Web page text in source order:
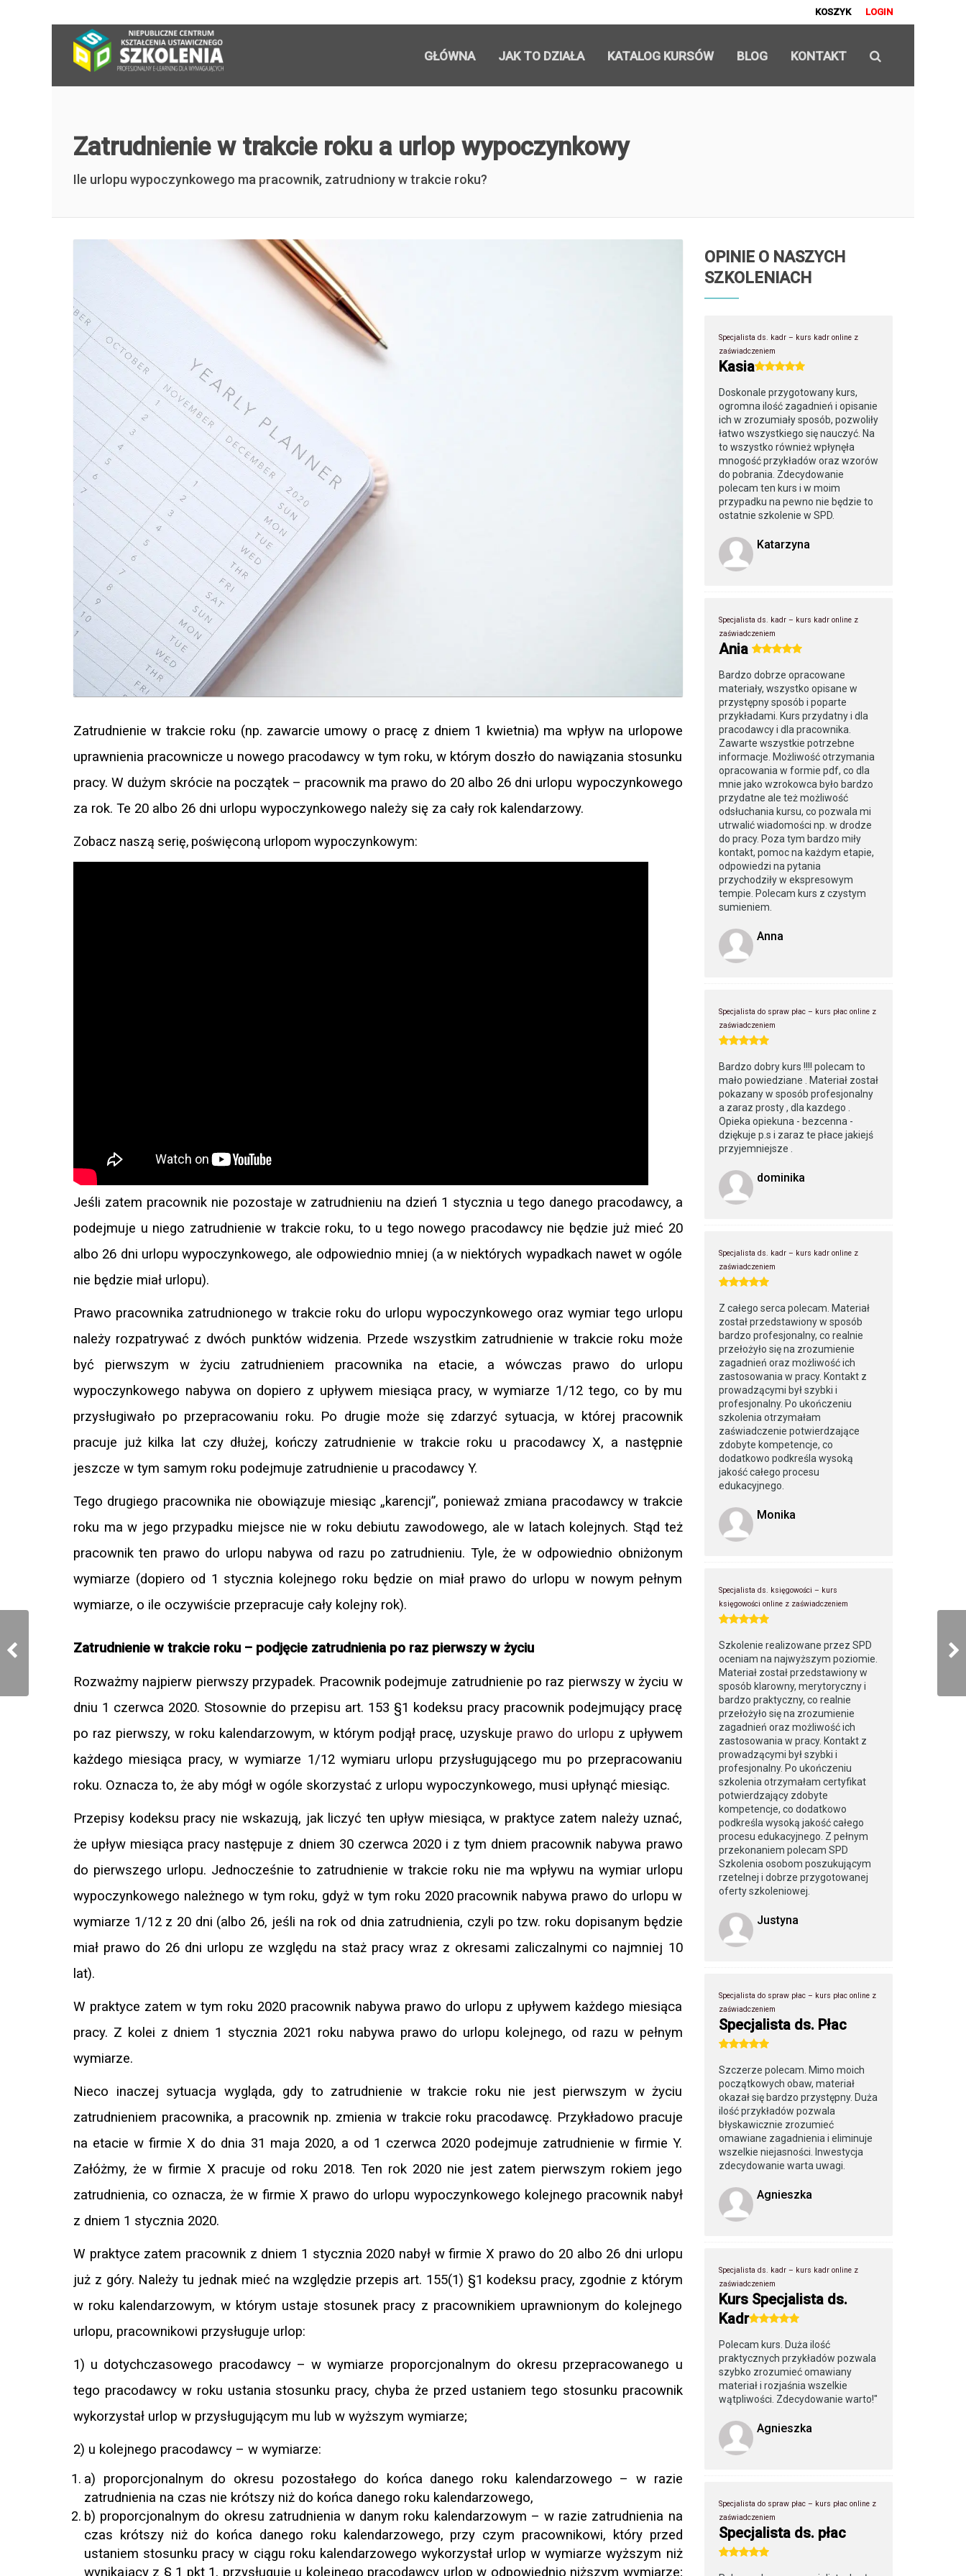
LOGIN
KOSZYK
GŁÓWNA JAK TO DZIAŁA KATALOG KURSÓW BLOG KONTAKT
Zatrudnienie w trakcie roku a urlop wypoczynkowy
Ile urlopu wypoczynkowego ma pracownik, zatrudniony w trakcie roku?
Zatrudnienie w trakcie roku (np. zawarcie umowy o pracę z dniem 1 kwietnia) ma wpływ na urlopowe
uprawnienia pracownicze u nowego pracodawcy w tym roku, w którym doszło do nawiązania stosunku
pracy. W dużym skrócie na początek – pracownik ma prawo do 20 albo 26 dni urlopu wypoczynkowego
za rok. Te 20 albo 26 dni urlopu wypoczynkowego należy się za cały rok kalendarzowy.
Zobacz naszą serię, poświęconą urlopom wypoczynkowym:
Jeśli zatem pracownik nie pozostaje w zatrudnieniu na dzień 1 stycznia u tego danego pracodawcy, a
podejmuje u niego zatrudnienie w trakcie roku, to u tego nowego pracodawcy nie będzie już mieć 20
albo 26 dni urlopu wypoczynkowego, ale odpowiednio mniej (a w niektórych wypadkach nawet w ogóle
nie będzie miał urlopu).
Prawo pracownika zatrudnionego w trakcie roku do urlopu wypoczynkowego oraz wymiar tego urlopu
należy rozpatrywać z dwóch punktów widzenia. Przede wszystkim zatrudnienie w trakcie roku może
być pierwszym w życiu zatrudnieniem pracownika na etacie, a wówczas prawo do urlopu
wypoczynkowego nabywa on dopiero z upływem miesiąca pracy, w wymiarze 1/12 tego, co by mu
przysługiwało po przepracowaniu roku. Po drugie może się zdarzyć sytuacja, w której pracownik
pracuje już kilka lat czy dłużej, kończy zatrudnienie w trakcie roku u pracodawcy X, a następnie
jeszcze w tym samym roku podejmuje zatrudnienie u pracodawcy Y.
Tego drugiego pracownika nie obowiązuje miesiąc „karencji”, ponieważ zmiana pracodawcy w trakcie
roku ma w jego przypadku miejsce nie w roku debiutu zawodowego, ale w latach kolejnych. Stąd też
pracownik ten prawo do urlopu nabywa od razu po zatrudnieniu. Tyle, że w odpowiednio obniżonym
wymiarze (dopiero od 1 stycznia kolejnego roku będzie on miał prawo do urlopu w nowym pełnym
wymiarze, o ile oczywiście przepracuje cały kolejny rok).
Zatrudnienie w trakcie roku – podjęcie zatrudnienia po raz pierwszy w życiu
Rozważmy najpierw pierwszy przypadek. Pracownik podejmuje zatrudnienie po raz pierwszy w życiu w
dniu 1 czerwca 2020. Stosownie do przepisu art. 153 §1 kodeksu pracy pracownik podejmujący pracę
po raz pierwszy, w roku kalendarzowym, w którym podjął pracę, uzyskuje prawo do urlopu z upływem
każdego miesiąca pracy, w wymiarze 1/12 wymiaru urlopu przysługującego mu po przepracowaniu
roku. Oznacza to, że aby mógł w ogóle skorzystać z urlopu wypoczynkowego, musi upłynąć miesiąc.
Przepisy kodeksu pracy nie wskazują, jak liczyć ten upływ miesiąca, w praktyce zatem należy uznać,
że upływ miesiąca pracy następuje z dniem 30 czerwca 2020 i z tym dniem pracownik nabywa prawo
do pierwszego urlopu. Jednocześnie to zatrudnienie w trakcie roku nie ma wpływu na wymiar urlopu
wypoczynkowego należnego w tym roku, gdyż w tym roku 2020 pracownik nabywa prawo do urlopu w
wymiarze 1/12 z 20 dni (albo 26, jeśli na rok od dnia zatrudnienia, czyli po tzw. roku dopisanym będzie
miał prawo do 26 dni urlopu ze względu na staż pracy wraz z okresami zaliczalnymi co najmniej 10
lat).
W praktyce zatem w tym roku 2020 pracownik nabywa prawo do urlopu z upływem każdego miesiąca
pracy. Z kolei z dniem 1 stycznia 2021 roku nabywa prawo do urlopu kolejnego, od razu w pełnym
wymiarze.
Nieco inaczej sytuacja wygląda, gdy to zatrudnienie w trakcie roku nie jest pierwszym w życiu
zatrudnieniem pracownika, a pracownik np. zmienia w trakcie roku pracodawcę. Przykładowo pracuje
na etacie w firmie X do dnia 31 maja 2020, a od 1 czerwca 2020 podejmuje zatrudnienie w firmie Y.
Załóżmy, że w firmie X pracuje od roku 2018. Ten rok 2020 nie jest zatem pierwszym rokiem jego
zatrudnienia, co oznacza, że w firmie X prawo do urlopu wypoczynkowego kolejnego pracownik nabył
z dniem 1 stycznia 2020.
W praktyce zatem pracownik z dniem 1 stycznia 2020 nabył w firmie X prawo do 20 albo 26 dni urlopu
już z góry. Należy tu jednak mieć na względzie przepis art. 155(1) §1 kodeksu pracy, zgodnie z którym
w roku kalendarzowym, w którym ustaje stosunek pracy z pracownikiem uprawnionym do kolejnego
urlopu, pracownikowi przysługuje urlop:
1) u dotychczasowego pracodawcy – w wymiarze proporcjonalnym do okresu przepracowanego u
tego pracodawcy w roku ustania stosunku pracy, chyba że przed ustaniem tego stosunku pracownik
wykorzystał urlop w przysługującym mu lub w wyższym wymiarze;
2) u kolejnego pracodawcy – w wymiarze:
a) proporcjonalnym do okresu pozostałego do końca danego roku kalendarzowego – w razie
zatrudnienia na czas nie krótszy niż do końca danego roku kalendarzowego,
b) proporcjonalnym do okresu zatrudnienia w danym roku kalendarzowym – w razie zatrudnienia na
czas krótszy niż do końca danego roku kalendarzowego, przy czym pracownikowi, który przed
ustaniem stosunku pracy w ciągu roku kalendarzowego wykorzystał urlop w wymiarze wyższym niż
wynikający z § 1 pkt 1, przysługuje u kolejnego pracodawcy urlop w odpowiednio niższym wymiarze;
OPINIE O NASZYCH
SZKOLENIACH
Specjalista ds. kadr – kurs kadr online z
zaświadczeniem
Kasia
Doskonale przygotowany kurs,
ogromna ilość zagadnień i opisanie
ich w zrozumiały sposób, pozwoliły
łatwo wszystkiego się nauczyć. Na
to wszystko również wpłynęła
mnogość przykładów oraz wzorów
do pobrania. Zdecydowanie
polecam ten kurs i w moim
przypadku na pewno nie będzie to
ostatnie szkolenie w SPD.
Katarzyna
Specjalista ds. kadr – kurs kadr online z
zaświadczeniem
Ania
Bardzo dobrze opracowane
materiały, wszystko opisane w
przystępny sposób i poparte
przykładami. Kurs przydatny i dla
pracodawcy i dla pracownika.
Zawarte wszystkie potrzebne
informacje. Możliwość otrzymania
opracowania w formie pdf, co dla
mnie jako wzrokowca było bardzo
przydatne ale też możliwość
odsłuchania kursu, co pozwala mi
utrwalić wiadomości np. w drodze
do pracy. Poza tym bardzo miły
kontakt, pomoc na każdym etapie,
odpowiedzi na pytania
przychodziły w ekspresowym
tempie. Polecam kurs z czystym
sumieniem.
Anna
Specjalista do spraw płac – kurs płac online z
zaświadczeniem
Bardzo dobry kurs !!!! polecam to
mało powiedziane . Materiał został
pokazany w sposób profesjonalny
a zaraz prosty , dla kazdego .
Opieka opiekuna - bezcenna -
dziękuje p.s i zaraz te płace jakiejś
przyjemniejsze .
dominika
Specjalista ds. kadr – kurs kadr online z
zaświadczeniem
Z całego serca polecam. Materiał
został przedstawiony w sposób
bardzo profesjonalny, co realnie
przełożyło się na zrozumienie
zagadnień oraz możliwość ich
zastosowania w pracy. Kontakt z
prowadzącymi był szybki i
profesjonalny. Po ukończeniu
szkolenia otrzymałam
zaświadczenie potwierdzające
zdobyte kompetencje, co
dodatkowo podkreśla wysoką
jakość całego procesu
edukacyjnego.
Monika
Specjalista ds. księgowości – kurs
księgowości online z zaświadczeniem
Szkolenie realizowane przez SPD
oceniam na najwyższym poziomie.
Materiał został przedstawiony w
sposób klarowny, merytoryczny i
bardzo praktyczny, co realnie
przełożyło się na zrozumienie
zagadnień oraz możliwość ich
zastosowania w pracy. Kontakt z
prowadzącymi był szybki i
profesjonalny. Po ukończeniu
szkolenia otrzymałam certyfikat
potwierdzający zdobyte
kompetencje, co dodatkowo
podkreśla wysoką jakość całego
procesu edukacyjnego. Z pełnym
przekonaniem polecam SPD
Szkolenia osobom poszukującym
rzetelnej i dobrze przygotowanej
oferty szkoleniowej.
Justyna
Specjalista do spraw płac – kurs płac online z
zaświadczeniem
Specjalista ds. Płac
Szczerze polecam. Mimo moich
początkowych obaw, materiał
okazał się bardzo przystępny. Duża
ilość przykładów pozwala
błyskawicznie zrozumieć
omawiane zagadnienia i eliminuje
wszelkie niejasności. Inwestycja
zdecydowanie warta uwagi.
Agnieszka
Specjalista ds. kadr – kurs kadr online z
zaświadczeniem
Kurs Specjalista ds.
Kadr
Polecam kurs. Duża ilość
praktycznych przykładów pozwala
szybko zrozumieć omawiany
materiał i rozjaśnia wszelkie
wątpliwości. Zdecydowanie warto!"
Agnieszka
Specjalista do spraw płac – kurs płac online z
zaświadczeniem
Specjalista ds. płac